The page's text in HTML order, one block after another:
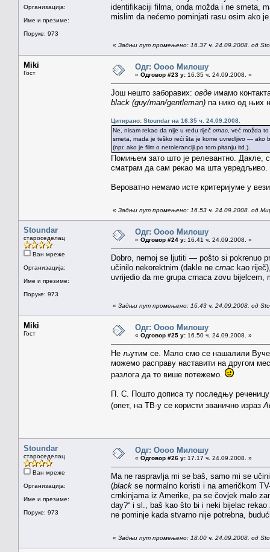
Организација:
Име и презиме:
Поруке: 973
identifikaciji filma, onda možda i ne smeta,
mislim da nećemo pominjati rasu osim ako
« Задњи пут промењено: 16.37 ч. 24.09.2008. од
Miki
Гост
Одг: Оооо Милошу
« Одговор #23 у: 16.35 ч. 24.09.2008. »
Још нешто заборавих: овде имамо
black (guy/man/gentleman) па нико од њих
Цитирано: Stoundar на 16.35 ч. 24.09.2008.
Ne, nisam rekao da nije u redu riječ crnac , već možda
smeta, mada je teško reći šta je kome uvredljivo — ako
(npr. ako je film o netoleranciji po tom pitanju itd.).
Помињем зато што је релевантно. Дакле,
сматрам да сам рекао ма шта увредљиво.
Вероватно немамо исте критеријуме у
« Задњи пут промењено: 16.53 ч. 24.09.2008. од
Stoundar
староседелац
Ван мреже
Организација:
Име и презиме:
Поруке: 973
Одг: Оооо Милошу
« Одговор #24 у: 16.41 ч. 24.09.2008. »
Dobro, nemoj se ljutiti — pošto si pokrenuo
učinilo nekorektnim (dakle ne crnac kao
uvrijedio da me grupa crnaca zovu bijelcem,
« Задњи пут промењено: 16.43 ч. 24.09.2008. од
Miki
Гост
Одг: Оооо Милошу
« Одговор #25 у: 16.50 ч. 24.09.2008. »
Не љутим се. Мало смо се нашалили
можемо расправу наставити на другом
разлога да то више потежемо.
П. С. Пошто дописа ту последњу
(опет, на ТВ-у се користи званично израз
Stoundar
староседелац
Ван мреже
Организација:
Име и презиме:
Поруке: 973
Одг: Оооо Милошу
« Одговор #26 у: 17.17 ч. 24.09.2008. »
Ma ne raspravlja mi se baš, samo mi se
(black se normalno koristi i na američkom
crnkinjama iz Amerike, pa se čovjek malo
day?“ i sl., baš kao što bi i neki bijelac
ne pominje kada stvarno nije potrebna,
« Задњи пут промењено: 18.00 ч. 24.09.2008. од